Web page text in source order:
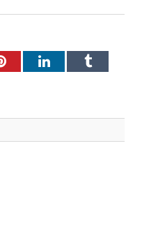
PinterestLinkedInTumblr